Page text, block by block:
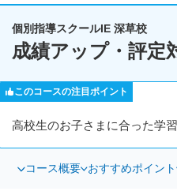
個別指導スクールIE 深草校
成績アップ・評定
このコースの注目ポイント
高校生のお子さまに合った学
コース概要 おすすめポイント